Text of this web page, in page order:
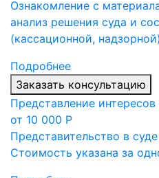
Ознакомление с
анализ решения суда и
(кассационной,
Подробнее
Заказать консультацию
Представление интересов
от 10 000 Р
Представительство в
Стоимость указана за